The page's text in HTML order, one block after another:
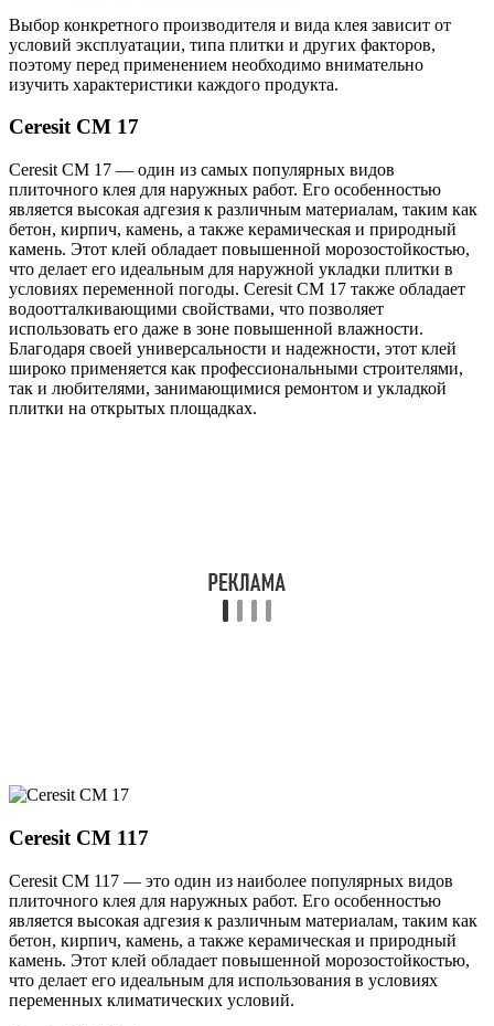
Выбор конкретного производителя и вида клея зависит от
условий эксплуатации, типа плитки и других факторов,
поэтому перед применением необходимо внимательно
изучить характеристики каждого продукта.
Ceresit CM 17
Ceresit CM 17 — один из самых популярных видов
плиточного клея для наружных работ. Его особенностью
является высокая адгезия к различным материалам, таким как
бетон, кирпич, камень, а также керамическая и природный
камень. Этот клей обладает повышенной морозостойкостью,
что делает его идеальным для наружной укладки плитки в
условиях переменной погоды. Ceresit CM 17 также обладает
водоотталкивающими свойствами, что позволяет
использовать его даже в зоне повышенной влажности.
Благодаря своей универсальности и надежности, этот клей
широко применяется как профессиональными строителями,
так и любителями, занимающимися ремонтом и укладкой
плитки на открытых площадках.
Ceresit CM 117
Ceresit CM 117 — это один из наиболее популярных видов
плиточного клея для наружных работ. Его особенностью
является высокая адгезия к различным материалам, таким как
бетон, кирпич, камень, а также керамическая и природный
камень. Этот клей обладает повышенной морозостойкостью,
что делает его идеальным для использования в условиях
переменных климатических условий.